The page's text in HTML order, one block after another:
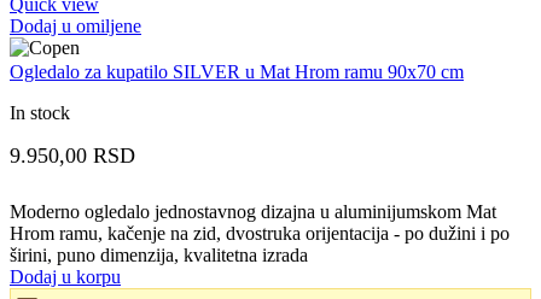
Quick view
Dodaj u omiljene
Ogledalo za kupatilo SILVER u Mat Hrom ramu 90x70 cm
In stock
9.950,00 RSD
Moderno ogledalo jednostavnog dizajna u aluminijumskom Mat
Hrom ramu, kačenje na zid, dvostruka orijentacija - po dužini i po
širini, puno dimenzija, kvalitetna izrada
Dodaj u korpu